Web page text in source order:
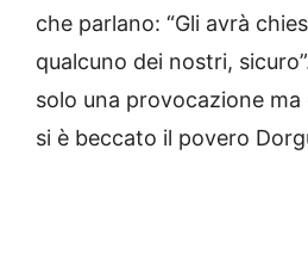
che parlano: “Gli avrà
qualcuno dei nostri,
solo una provocazione
si è beccato il povero